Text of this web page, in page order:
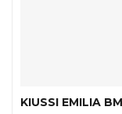
KIUSSI EMILIA